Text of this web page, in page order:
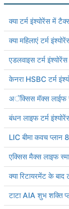
क्या टर्म इंश्योरेंस में
क्या महिलाएं टर्म
एडलवाइस टर्म इंश्योरेंस
केनरा HSBC टर्म
अॅक्सिस मॅक्स लाईफ
बंधन लाइफ टर्म
LIC बीमा कवच प्लान
एक्सिस मैक्स लाइफ
क्या रिटायरमेंट के बाद
टाटा AIA शुभ शक्ति